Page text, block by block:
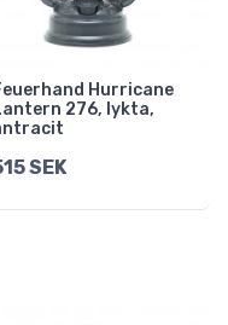
Hurricane
276, lykta,
SEK